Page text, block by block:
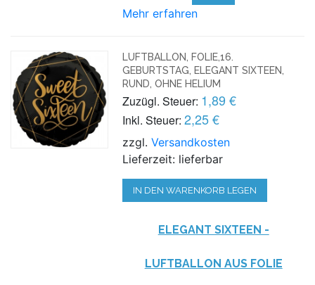
Mehr erfahren
LUFTBALLON, FOLIE,16.
GEBURTSTAG, ELEGANT SIXTEEN,
RUND, OHNE HELIUM
Zuzügl. Steuer: 1,89 €
Inkl. Steuer: 2,25 €
zzgl.Versandkosten
Lieferzeit: lieferbar
IN DEN WARENKORB LEGEN
ELEGANT SIXTEEN -
LUFTBALLON AUS FOLIE